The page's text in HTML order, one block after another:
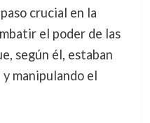
crucial en la
el poder de las
según él, estaban
manipulando el